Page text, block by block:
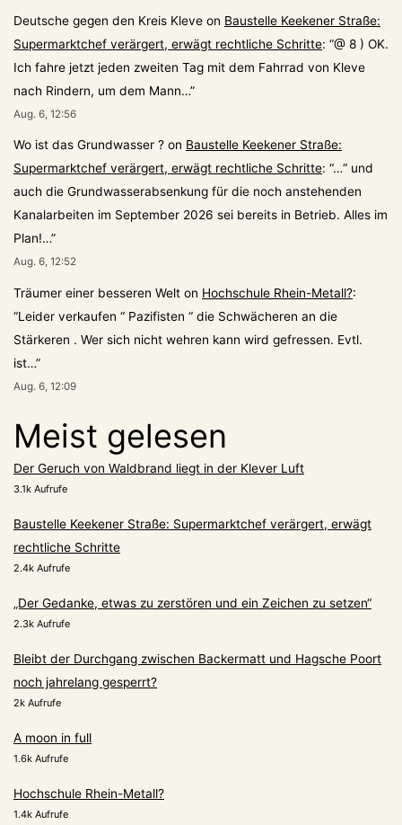
Deutsche gegen den Kreis Kleve on Baustelle Keekener Straße:
Supermarktchef verärgert, erwägt rechtliche Schritte: “@ 8 ) OK.
Ich fahre jetzt jeden zweiten Tag mit dem Fahrrad von Kleve
nach Rindern, um dem Mann…”
Aug. 6, 12:56
Wo ist das Grundwasser ? on Baustelle Keekener Straße:
Supermarktchef verärgert, erwägt rechtliche Schritte: “…“ und
auch die Grundwasserabsenkung für die noch anstehenden
Kanalarbeiten im September 2026 sei bereits in Betrieb. Alles im
Plan!…”
Aug. 6, 12:52
Träumer einer besseren Welt on Hochschule Rhein-Metall?:
“Leider verkaufen “ Pazifisten “ die Schwächeren an die
Stärkeren . Wer sich nicht wehren kann wird gefressen. Evtl.
ist…”
Aug. 6, 12:09
Meist gelesen
Der Geruch von Waldbrand liegt in der Klever Luft
3.1k Aufrufe
Baustelle Keekener Straße: Supermarktchef verärgert, erwägt
rechtliche Schritte
2.4k Aufrufe
„Der Gedanke, etwas zu zerstören und ein Zeichen zu setzen“
2.3k Aufrufe
Bleibt der Durchgang zwischen Backermatt und Hagsche Poort
noch jahrelang gesperrt?
2k Aufrufe
A moon in full
1.6k Aufrufe
Hochschule Rhein-Metall?
1.4k Aufrufe